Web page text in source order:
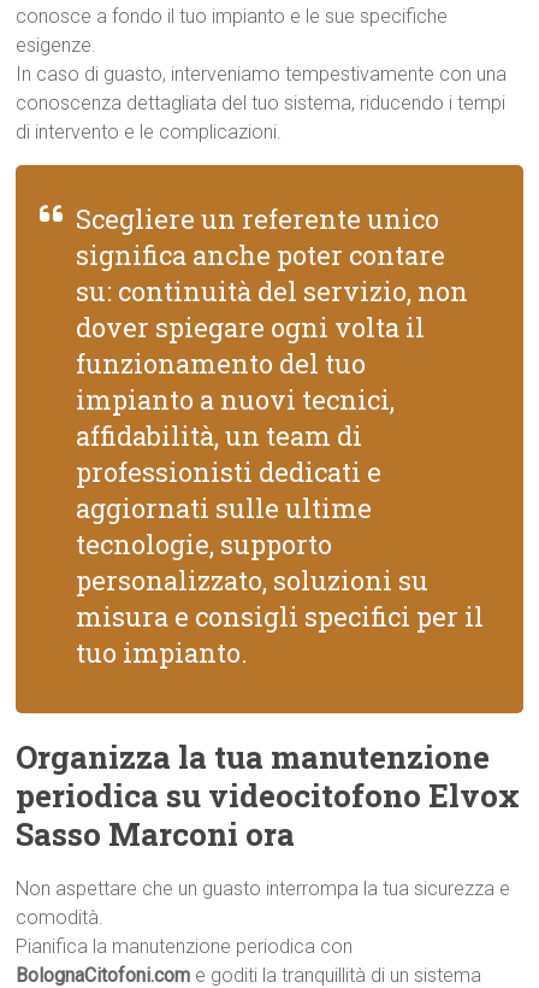
conosce a fondo il tuo impianto e le sue specifiche
esigenze.
In caso di guasto, interveniamo tempestivamente con una
conoscenza dettagliata del tuo sistema, riducendo i tempi
di intervento e le complicazioni.
Scegliere un referente unico
significa anche poter contare
su: continuità del servizio, non
dover spiegare ogni volta il
funzionamento del tuo
impianto a nuovi tecnici,
affidabilità, un team di
professionisti dedicati e
aggiornati sulle ultime
tecnologie, supporto
personalizzato, soluzioni su
misura e consigli specifici per il
tuo impianto.
Organizza la tua manutenzione
periodica su videocitofono Elvox
Sasso Marconi ora
Non aspettare che un guasto interrompa la tua sicurezza e
comodità.
Pianifica la manutenzione periodica con
BolognaCitofoni.com e goditi la tranquillità di un sistema